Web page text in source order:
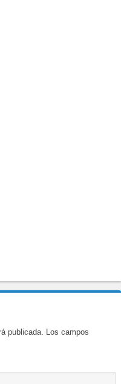
publicada. Los campos